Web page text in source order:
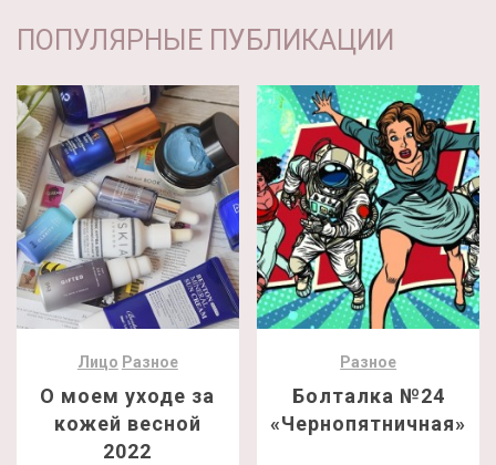
ПОПУЛЯРНЫЕ ПУБЛИКАЦИИ
Лицо Разное
О моем уходе за
кожей весной
2022
Разное
Болталка №24
«Чернопятничная»